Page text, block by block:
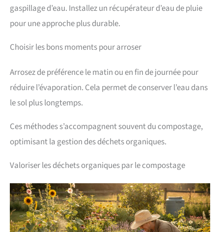
gaspillage d’eau. Installez un récupérateur d’eau de pluie
pour une approche plus durable.
Choisir les bons moments pour arroser
Arrosez de préférence le matin ou en fin de journée pour
réduire l’évaporation. Cela permet de conserver l’eau dans
le sol plus longtemps.
Ces méthodes s’accompagnent souvent du compostage,
optimisant la gestion des déchets organiques.
Valoriser les déchets organiques par le compostage